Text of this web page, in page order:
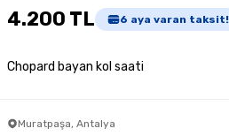
4.200 TL 6 aya varan taksit!
Chopard bayan kol saati
Muratpaşa, Antalya